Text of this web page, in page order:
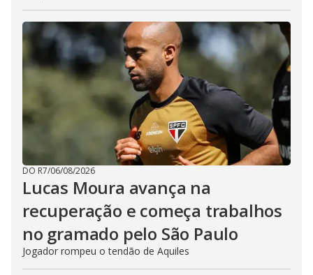
DO R7/06/08/2026
Lucas Moura avança na
recuperação e começa trabalhos
no gramado pelo São Paulo
Jogador rompeu o tendão de Aquiles